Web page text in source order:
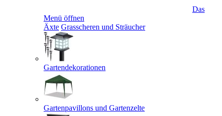
Das
Menü öffnen
Äxte Grasscheren und Sträucher
Gartendekorationen
Gartenpavillons und Gartenzelte